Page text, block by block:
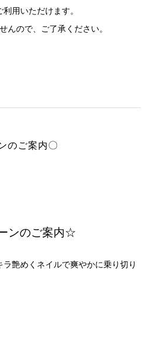
用いただけます。
んので、ご了承ください。
のご案内〇
ンのご案内☆
艶めくネイルで爽やかに乗り切り